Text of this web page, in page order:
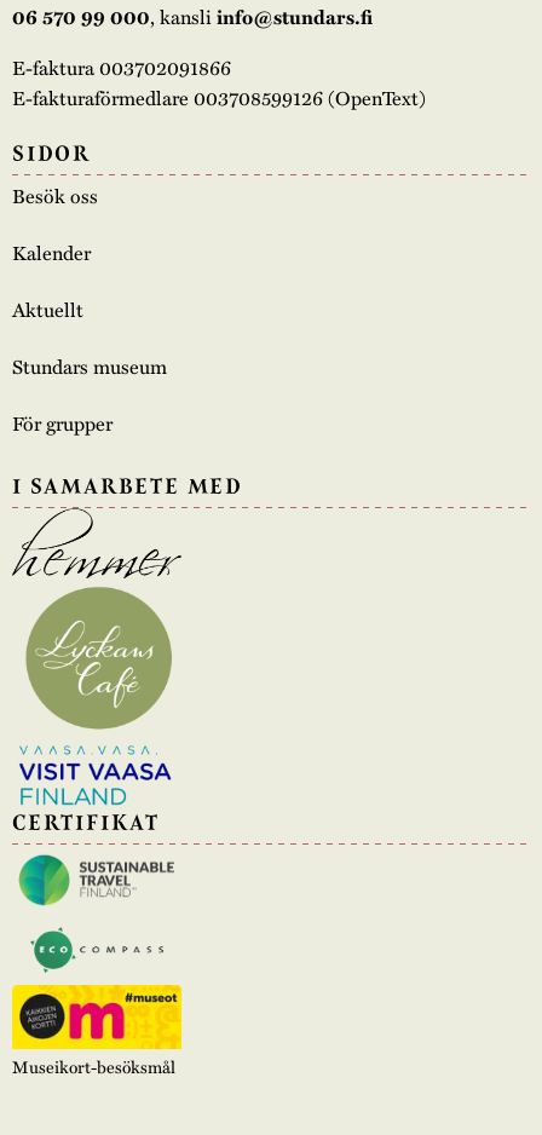
06 570 99 000, kansliinfo@stundars.fi
E-faktura 003702091866
E-fakturaförmedlare 003708599126 (OpenText)
SIDOR
Besök oss
Kalender
Aktuellt
Stundars museum
För grupper
I SAMARBETE MED
CERTIFIKAT
Museikort-besöksmål